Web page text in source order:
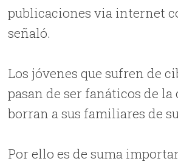
publicaciones via internet
señaló.
Los jóvenes que sufren de
pasan de ser fanáticos de
borran a sus familiares de
Por ello es de suma